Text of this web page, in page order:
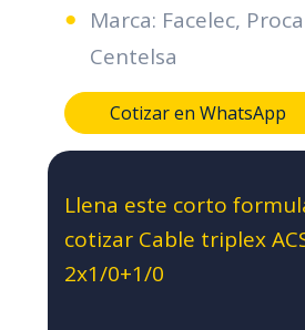
Marca: Facelec,
Centelsa
Cotizar en WhatsApp
Llena este corto
cotizar Cable triplex
2x1/0+1/0